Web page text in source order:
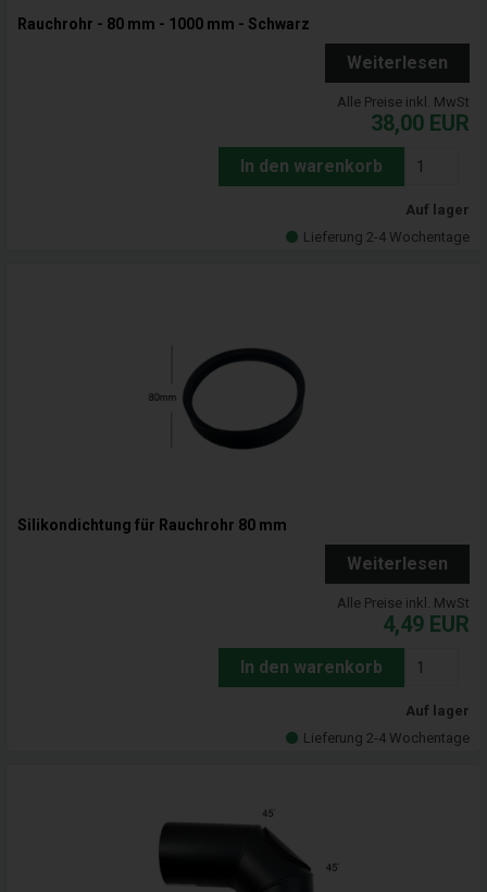
Rauchrohr - 80 mm - 1000 mm - Schwarz
Weiterlesen
Alle Preise inkl. MwSt
38,00 EUR
In den warenkorb
Auf lager
Lieferung 2-4 Wochentage
Silikondichtung für Rauchrohr 80 mm
Weiterlesen
Alle Preise inkl. MwSt
4,49 EUR
In den warenkorb
Auf lager
Lieferung 2-4 Wochentage